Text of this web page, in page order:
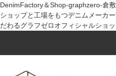
DenimFactory＆Shop-graphzero-倉
ショップと工場をもつデニムメーカ
だわるグラフゼロオフィシャルショ